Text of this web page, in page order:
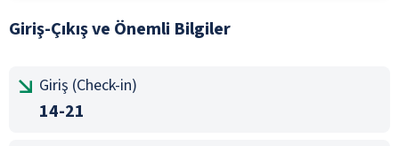
Giriş-Çıkış ve Önemli Bilgiler
Giriş (Check-in)
14-21